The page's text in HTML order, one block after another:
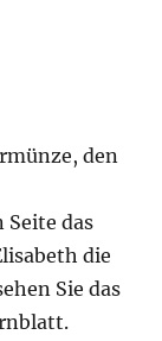
den
Seite das
die
Sie das